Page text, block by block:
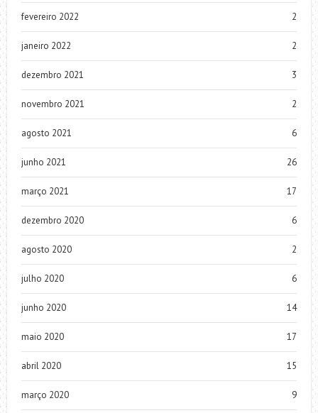
fevereiro 2022 2
janeiro 2022 2
dezembro 2021 3
novembro 2021 2
agosto 2021 6
junho 2021 26
março 2021 17
dezembro 2020 6
agosto 2020 2
julho 2020 6
junho 2020 14
maio 2020 17
abril 2020 15
março 2020 9